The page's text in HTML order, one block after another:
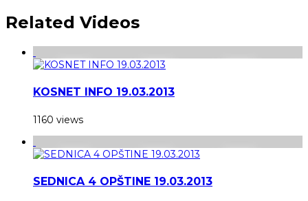
Related Videos
KOSNET INFO 19.03.2013
1160 views
SEDNICA 4 OPŠTINE 19.03.2013